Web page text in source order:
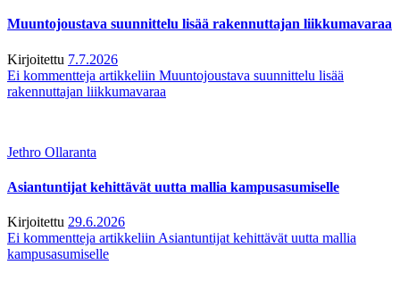
Muuntojoustava suunnittelu lisää rakennuttajan liikkumavaraa
Kirjoitettu 7.7.2026
Ei kommentteja artikkeliin Muuntojoustava suunnittelu lisää
rakennuttajan liikkumavaraa
Jethro Ollaranta
Asiantuntijat kehittävät uutta mallia kampusasumiselle
Kirjoitettu 29.6.2026
Ei kommentteja artikkeliin Asiantuntijat kehittävät uutta mallia
kampusasumiselle